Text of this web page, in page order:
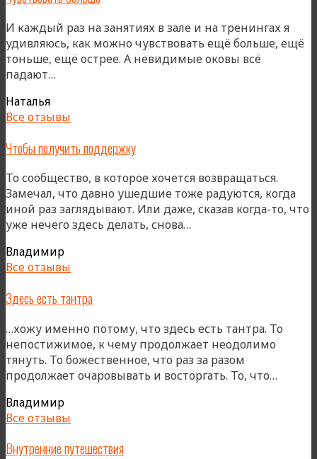
И каждый раз на занятиях в зале и на тренингах я
удивляюсь, как можно чувствовать ещё больше, ещё
тоньше, ещё острее. А невидимые оковы всё
падают…
Наталья
Все отзывы
Чтобы получить поддержку
То сообщество, в которое хочется возвращаться.
Замечал, что давно ушедшие тоже радуются, когда
иной раз заглядывают. Или даже, сказав когда-то, что
уже нечего здесь делать, снова…
Владимир
Все отзывы
Здесь есть тантра
…хожу именно потому, что здесь есть тантра. То
непостижимое, к чему продолжает неодолимо
тянуть. То божественное, что раз за разом
продолжает очаровывать и восторгать. То, что…
Владимир
Все отзывы
Внутренние путешествия